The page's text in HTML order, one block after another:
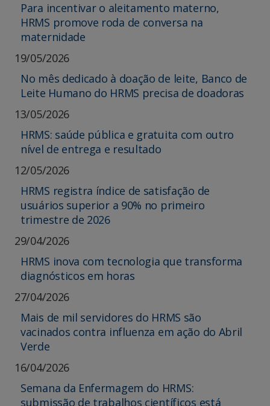
Para incentivar o aleitamento materno,
HRMS promove roda de conversa na
maternidade
19/05/2026
No mês dedicado à doação de leite, Banco de
Leite Humano do HRMS precisa de doadoras
13/05/2026
HRMS: saúde pública e gratuita com outro
nível de entrega e resultado
12/05/2026
HRMS registra índice de satisfação de
usuários superior a 90% no primeiro
trimestre de 2026
29/04/2026
HRMS inova com tecnologia que transforma
diagnósticos em horas
27/04/2026
Mais de mil servidores do HRMS são
vacinados contra influenza em ação do Abril
Verde
16/04/2026
Semana da Enfermagem do HRMS:
submissão de trabalhos científicos está